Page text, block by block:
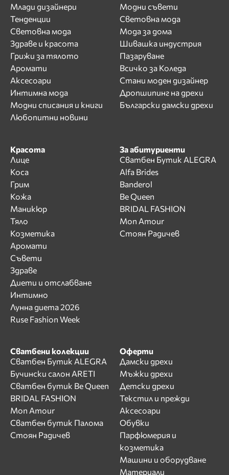
Млади дизайнери
Тенденции
Световна мода
Здраве и красота
Грижи за тялото
Аромати
Аксесоари
Интимна мода
Модни списания и книги
Любопитни новини
Модни съвети
Световна мода
Мода за дома
Шивашка индустрия
Пазаруване
Всичко за Коледа
Стани моден дизайнер
Дропшипинг на дрехи
Български дамски дрехи
Красота
Лице
Коса
Грим
Кожа
Маникюр
Тяло
Козметика
Аромати
Съвети
Здраве
Диети и отслабване
Интимно
Лунна диета 2026
Ruse Fashion Week
За абитуриенти
Сватбен Бутик ALEGRA
Alfa Brides
Banderol
Be Queen
BRIDAL FASHION
Mon Amour
Стоян Радичев
Сватбени колекции
Сватбен Бутик ALEGRA
Бучински салон ARETI
Сватбен бутик Be Queen
BRIDAL FASHION
Mon Amour
Сватбен бутик Палома
Стоян Радичев
Оферти
Дамски дрехи
Мъжки дрехи
Детски дрехи
Текстил и прежди
Аксесоари
Обувки
Парфюмерия и
козметика
Машини и оборудване
Материали